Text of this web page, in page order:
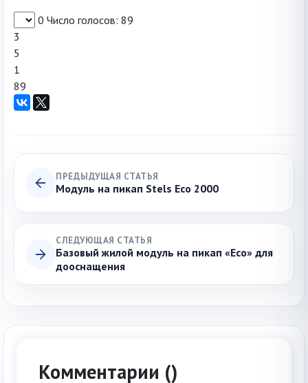
0 Число голосов: 89
3
5
1
89
ПРЕДЫДУЩАЯ СТАТЬЯ
Модуль на пикап Stels Eco 2000
СЛЕДУЮЩАЯ СТАТЬЯ
Базовый жилой модуль на пикап «Eco» для
дооснащения
Комментарии ()